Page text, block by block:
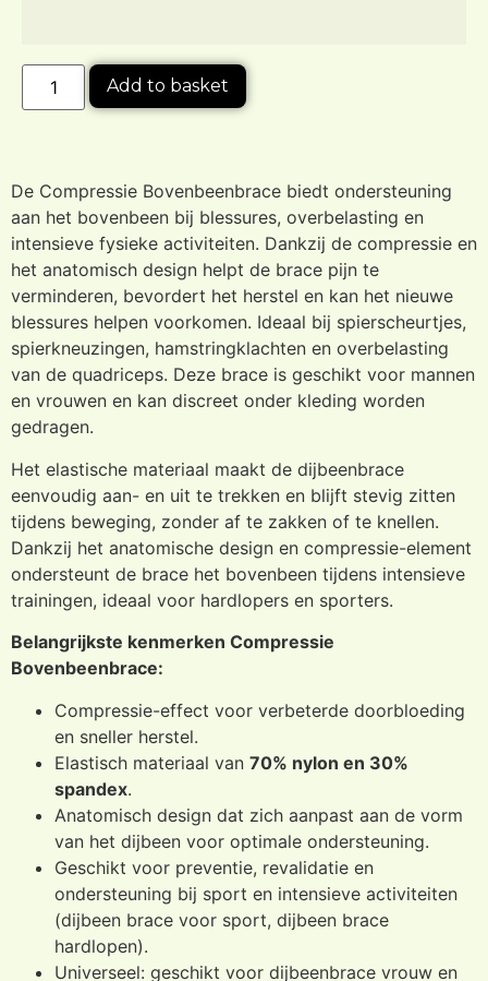
Add to basket
De Compressie Bovenbeenbrace biedt ondersteuning
aan het bovenbeen bij blessures, overbelasting en
intensieve fysieke activiteiten. Dankzij de compressie en
het anatomisch design helpt de brace pijn te
verminderen, bevordert het herstel en kan het nieuwe
blessures helpen voorkomen. Ideaal bij spierscheurtjes,
spierkneuzingen, hamstringklachten en overbelasting
van de quadriceps. Deze brace is geschikt voor mannen
en vrouwen en kan discreet onder kleding worden
gedragen.
Het elastische materiaal maakt de dijbeenbrace
eenvoudig aan- en uit te trekken en blijft stevig zitten
tijdens beweging, zonder af te zakken of te knellen.
Dankzij het anatomische design en compressie-element
ondersteunt de brace het bovenbeen tijdens intensieve
trainingen, ideaal voor hardlopers en sporters.
Belangrijkste kenmerken Compressie
Bovenbeenbrace:
Compressie-effect voor verbeterde doorbloeding
en sneller herstel.
Elastisch materiaal van 70% nylon en 30%
spandex.
Anatomisch design dat zich aanpast aan de vorm
van het dijbeen voor optimale ondersteuning.
Geschikt voor preventie, revalidatie en
ondersteuning bij sport en intensieve activiteiten
(dijbeen brace voor sport, dijbeen brace
hardlopen).
Universeel: geschikt voor dijbeenbrace vrouw en